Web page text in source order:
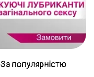
За популярністю